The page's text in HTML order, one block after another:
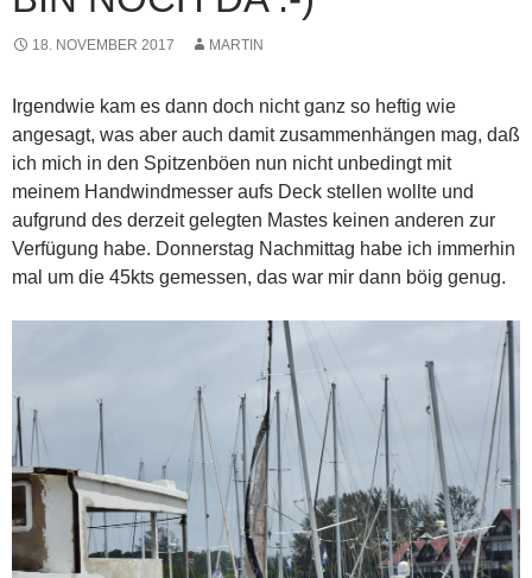
18. NOVEMBER 2017 MARTIN
Irgendwie kam es dann doch nicht ganz so heftig wie
angesagt, was aber auch damit zusammenhängen mag, daß
ich mich in den Spitzenböen nun nicht unbedingt mit
meinem Handwindmesser aufs Deck stellen wollte und
aufgrund des derzeit gelegten Mastes keinen anderen zur
Verfügung habe. Donnerstag Nachmittag habe ich immerhin
mal um die 45kts gemessen, das war mir dann böig genug.